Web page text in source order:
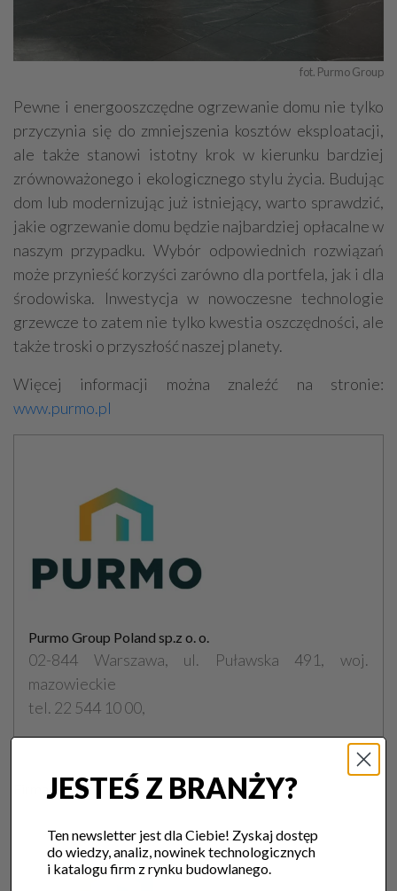
fot. Purmo Group
Pewne i energooszczędne ogrzewanie domu nie tylko
przyczynia się do zmniejszenia kosztów eksploatacji,
ale także stanowi istotny krok w kierunku bardziej
zrównoważonego i ekologicznego stylu życia. Budując
dom lub modernizując już istniejący, warto sprawdzić,
jakie ogrzewanie domu będzie najbardziej opłacalne w
naszym przypadku. Wybór odpowiednich rozwiązań
może przynieść korzyści zarówno dla portfela, jak i dla
środowiska. Inwestycja w nowoczesne technologie
grzewcze to zatem nie tylko kwestia oszczędności, ale
także troski o przyszłość naszej planety.
Więcej informacji można znaleźć na stronie:
www.purmo.pl
Purmo Group Poland sp.z o. o.
02-844 Warszawa, ul. Puławska 491, woj.
mazowieckie
tel. 22 544 10 00,
Firma:JESTEŚ Z BRANŻY?
Ten newsletter jest dla Ciebie! Zyskaj dostęp
do wiedzy, analiz, nowinek technologicznych
i katalogu firm z rynku budowlanego.